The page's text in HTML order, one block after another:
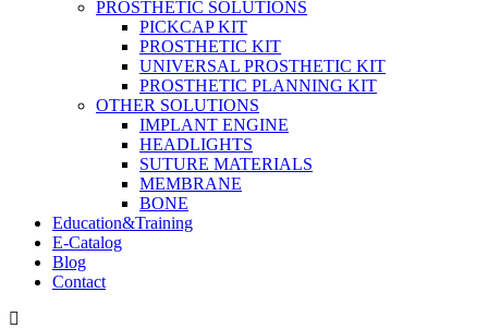
PROSTHETIC SOLUTIONS
PICKCAP KIT
PROSTHETIC KIT
UNIVERSAL PROSTHETIC KIT
PROSTHETIC PLANNING KIT
OTHER SOLUTIONS
IMPLANT ENGINE
HEADLIGHTS
SUTURE MATERIALS
MEMBRANE
BONE
Education&Training
E-Catalog
Blog
Contact